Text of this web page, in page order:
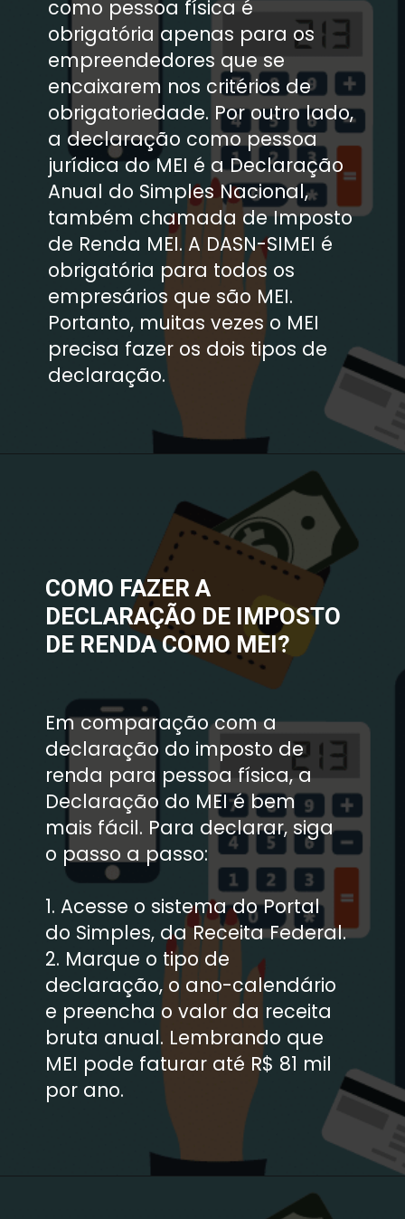
como pessoa física é
obrigatória apenas para os
empreendedores que se
encaixarem nos critérios de
obrigatoriedade. Por outro lado,
a declaração como pessoa
jurídica do MEI é a Declaração
Anual do Simples Nacional,
também chamada de Imposto
de Renda MEI. A DASN-SIMEI é
obrigatória para todos os
empresários que são MEI.
Portanto, muitas vezes o MEI
precisa fazer os dois tipos de
declaração.
Em comparação com a
declaração do imposto de
renda para pessoa física, a
Declaração do MEI é bem
mais fácil. Para declarar, siga
o passo a passo:
1. Acesse o sistema do Portal
do Simples, da Receita Federal.
2. Marque o tipo de
declaração, o ano-calendário
e preencha o valor da receita
bruta anual. Lembrando que
MEI pode faturar até R$ 81 mil
por ano.
COMO FAZER A
DECLARAÇÃO DE IMPOSTO
DE RENDA COMO MEI?